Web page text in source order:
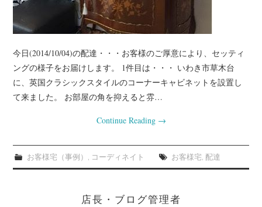
今日(2014/10/04)の配達・・・お客様のご厚意により、セッティ
ングの様子をお届けします。 1件目は・・・ いわき市草木台
に、英国クラシックスタイルのコーナーキャビネットを設置し
て来ました。 お部屋の角を抑えると雰…
Continue Reading →
お客様宅（事例） , コーディネイト お客様宅, 配達
店長・ブログ管理者